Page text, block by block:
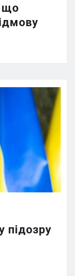
що
підозру